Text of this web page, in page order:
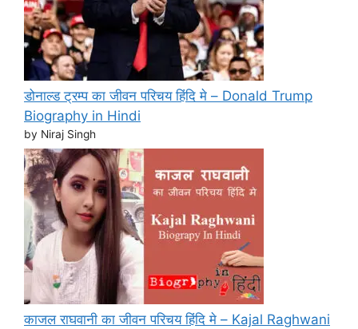
डोनाल्ड ट्रम्प का जीवन परिचय हिंदि मे – Donald Trump
Biography in Hindi
by Niraj Singh
काजल राघवानी का जीवन परिचय हिंदि मे – Kajal Raghwani